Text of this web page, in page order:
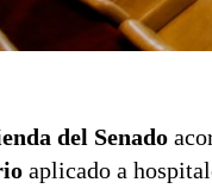
del Senado
aplicado a